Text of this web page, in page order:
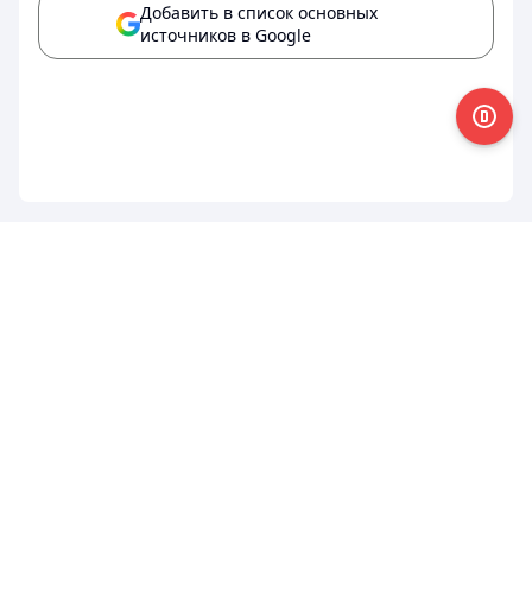
Добавить в список основных
источников в Google